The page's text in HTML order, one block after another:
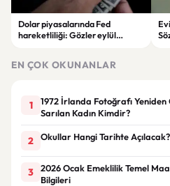
Dolar piyasalarında Fed
hareketliliği: Gözler eylül
EN ÇOK OKUNANLAR
1
1972 İrlanda Fotoğrafı
Sarılan Kadın Kimdir?
2 Okullar Hangi Tarihte
3
2026 Ocak Emeklilik Temel
Bilgileri